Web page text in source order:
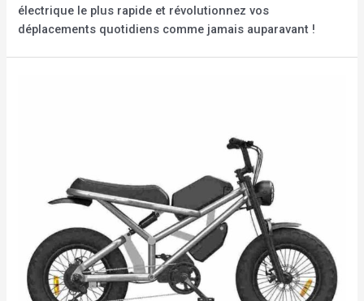
électrique le plus rapide et révolutionnez vos
déplacements quotidiens comme jamais auparavant !